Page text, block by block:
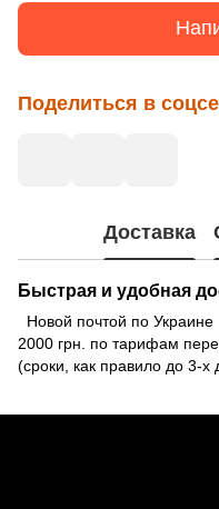
Поделиться в
Доставка
Быстрая и удобная
Новой почтой по
2000 грн. по тарифам
(сроки, как правило до 3-х